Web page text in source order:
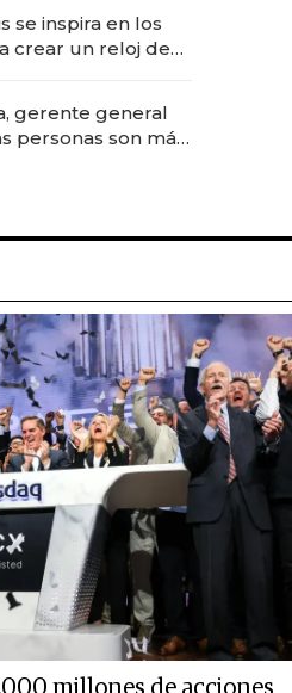
se inspira en los
crear un reloj de
gerente general
personas son más